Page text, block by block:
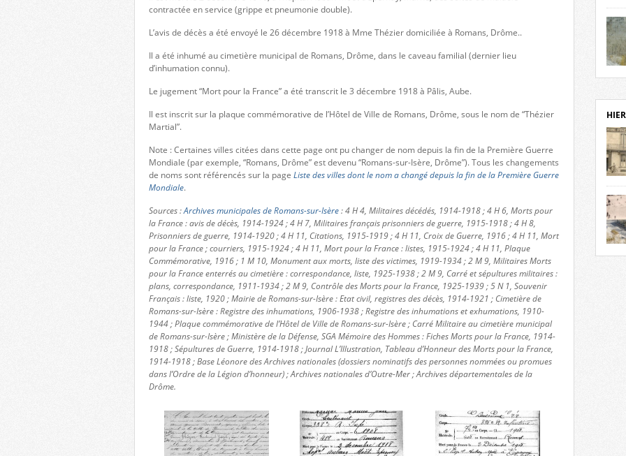
contractée en service (grippe et pneumonie double).
L’avis de décès a été envoyé le 26 décembre 1918 à Mme Thézier domiciliée à Romans, Drôme..
Il a été inhumé au cimetière municipal de Romans, Drôme, dans le caveau familial (dernier lieu
d’inhumation connu).
Le jugement “Mort pour la France” a été transcrit le 3 décembre 1918 à Pâlis, Aube.
Il est inscrit sur la plaque commémorative de l’Hôtel de Ville de Romans, Drôme, sous le nom de “Thézier
Martial”.
Note : Certaines villes citées dans cette page ont pu changer de nom depuis la fin de la Première Guerre
Mondiale (par exemple, “Romans, Drôme” est devenu “Romans-sur-Isère, Drôme”). Tous les changements
de noms sont référencés sur la page Liste des villes dont le nom a changé depuis la fin de la Première Guerre
Mondiale.
Sources :Archives municipales de Romans-sur-Isère: 4 H 4, Militaires décédés, 1914-1918 ; 4 H 6, Morts pour
la France : avis de décès, 1914-1924 ; 4 H 7, Militaires français prisonniers de guerre, 1915-1918 ; 4 H 8,
Prisonniers de guerre, 1914-1920 ; 4 H 11, Citations, 1915-1919 ; 4 H 11, Croix de Guerre, 1916 ; 4 H 11, Mort
pour la France ; courriers, 1915-1924 ; 4 H 11, Mort pour la France : listes, 1915-1924 ; 4 H 11, Plaque
Commémorative, 1916 ; 1 M 10, Monument aux morts, liste des victimes, 1919-1934 ; 2 M 9, Militaires Morts
pour la France enterrés au cimetière : correspondance, liste, 1925-1938 ; 2 M 9, Carré et sépultures militaires :
plans, correspondance, 1911-1934 ; 2 M 9, Contrôle des Morts pour la France, 1925-1939 ; 5 N 1, Souvenir
Français : liste, 1920 ; Mairie de Romans-sur-Isère : Etat civil, registres des décès, 1914-1921 ; Cimetière de
Romans-sur-Isère : Registre des inhumations, 1906-1938 ; Registre des inhumations et exhumations, 1910-
1944 ; Plaque commémorative de l’Hôtel de Ville de Romans-sur-Isère ; Carré Militaire au cimetière municipal
de Romans-sur-Isère ; Ministère de la Défense, SGA Mémoire des Hommes : Fiches Morts pour la France, 1914-
1918 ; Sépultures de Guerre, 1914-1918 ; Journal L’Illustration, Tableau d’Honneur des Morts pour la France,
1914-1918 ; Base Léonore des Archives nationales (dossiers nominatifs des personnes nommées ou promues
dans l’Ordre de la Légion d’honneur) ; Archives nationales d’Outre-Mer ; Archives départementales de la
Drôme.
de